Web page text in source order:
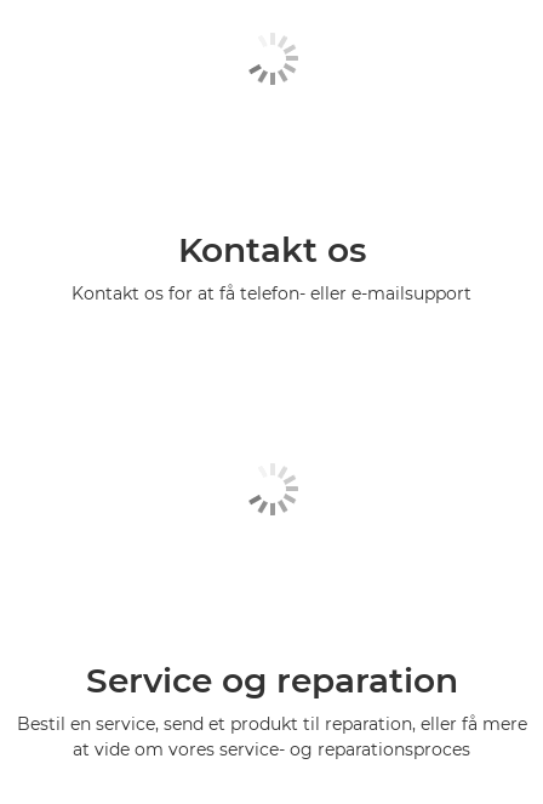
Kontakt os
Kontakt os for at få telefon- eller e-mailsupport
Service og reparation
Bestil en service, send et produkt til reparation, eller få mere
at vide om vores service- og reparationsproces